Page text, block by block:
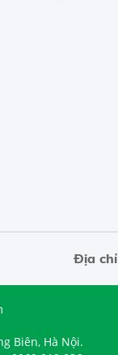
Địa chỉ
Biên, Hà Nội.